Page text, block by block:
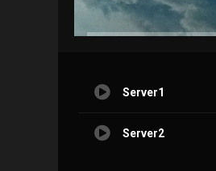
Server1
Server2